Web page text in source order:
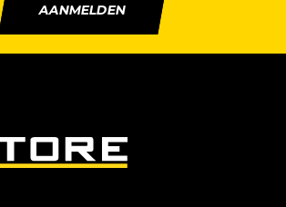
AANMELDEN